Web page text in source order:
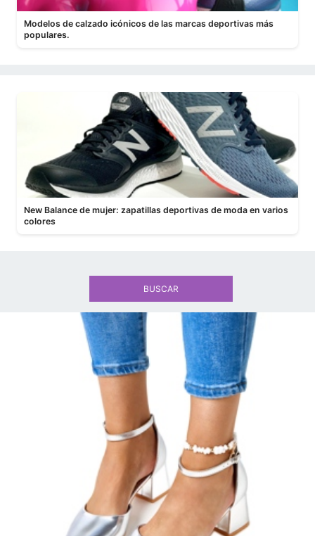
Modelos de calzado icónicos de las marcas deportivas más
populares.
New Balance de mujer: zapatillas deportivas de moda en varios
colores
BUSCAR